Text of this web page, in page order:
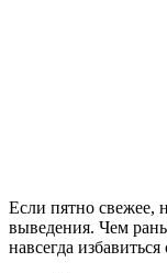
Если пятно свежее,
выведения. Чем
навсегда избавиться